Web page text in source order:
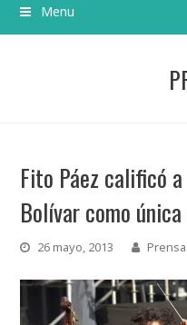
Menu
Fito Páez calificó
Bolívar como
26 mayo, 2013